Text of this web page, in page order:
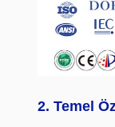
2. Temel